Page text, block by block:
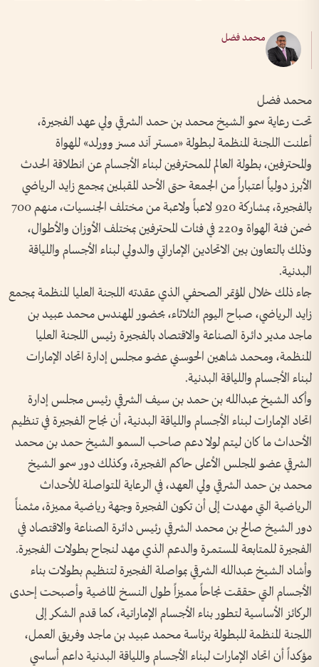
محمد فضل
محمد فضل
تحت رعاية سمو الشيخ محمد بن حمد الشرقي ولي عهد الفجيرة،
أعلنت اللجنة المنظمة لبطولة «مستر آند مسز وورلد» للهواة
والمحترفين، بطولة العالم للمحترفين لبناء الأجسام عن انطلاقة الحدث
الأبرز دولياً اعتباراً من الجمعة حتى الأحد المقبلين بمجمع زايد الرياضي
بالفجيرة، بمشاركة 920 لاعباً ولاعبة من مختلف الجنسيات، منهم 700
ضمن فئة الهواة و220 في فئات المحترفين بمختلف الأوزان والأطوال،
وذلك بالتعاون بين الاتحادين الإماراتي والدولي لبناء الأجسام واللياقة
البدنية.
جاء ذلك خلال المؤتمر الصحفي الذي عقدته اللجنة العليا المنظمة بمجمع
زايد الرياضي، صباح اليوم الثلاثاء، بحضور المهندس محمد عبيد بن
ماجد مدير دائرة الصناعة والاقتصاد بالفجيرة رئيس اللجنة العليا
المنظمة، ومحمد شاهين الحوسني عضو مجلس إدارة اتحاد الإمارات
لبناء الأجسام واللياقة البدنية.
وأكد الشيخ عبدالله بن حمد بن سيف الشرقي رئيس مجلس إدارة
اتحاد الإمارات لبناء الأجسام واللياقة البدنية، أن نجاح الفجيرة في تنظيم
الأحداث ما كان ليتم لولا دعم صاحب السمو الشيخ حمد بن محمد
الشرقي عضو المجلس الأعلى حاكم الفجيرة، وكذلك دور سمو الشيخ
محمد بن حمد الشرقي ولي العهد، في الرعاية المتواصلة للأحداث
الرياضية التي مهدت إلى أن تكون الفجيرة وجهة رياضية مميزة، مثمناً
دور الشيخ صالح بن محمد الشرقي رئيس دائرة الصناعة والاقتصاد في
الفجيرة للمتابعة المستمرة والدعم الذي مهد لنجاح بطولات الفجيرة.
وأشاد الشيخ عبدالله الشرقي بمواصلة الفجيرة لتنظيم بطولات بناء
الأجسام التي حققت نجاحاً مميزاً طول النسخ الماضية وأصبحت إحدى
الركائز الأساسية لتطور بناء الأجسام الإماراتية، كما قدم الشكر إلى
اللجنة المنظمة للبطولة برئاسة محمد عبيد بن ماجد وفريق العمل،
مؤكداً أن اتحاد الإمارات لبناء الأجسام واللياقة البدنية داعم أساسي